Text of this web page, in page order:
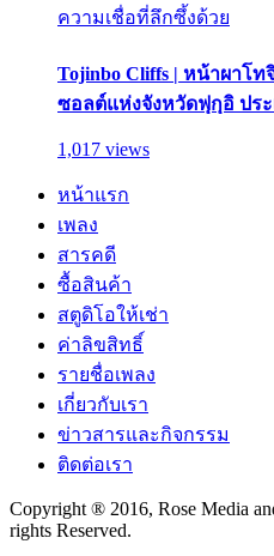
ความเชื่อที่ลึกซึ้งด้วย
Tojinbo Cliffs | หน้าผาโ
ซอลต์แห่งจังหวัดฟุกุอิ ปร
1,017 views
หน้าแรก
เพลง
สารคดี
ซื้อสินค้า
สตูดิโอให้เช่า
ค่าลิขสิทธิ์
รายชื่อเพลง
เกี่ยวกับเรา
ข่าวสารและกิจกรรม
ติดต่อเรา
Copyright ® 2016, Rose Media
rights Reserved.